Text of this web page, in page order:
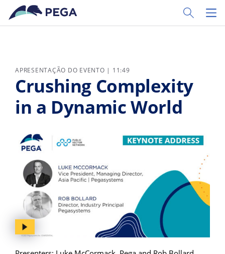
Pular para o conteúdo principal
Toggle
APRESENTAÇÃO DO EVENTO | 11:49
Crushing Complexity
in a Dynamic World